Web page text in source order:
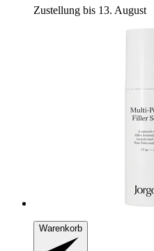
Zustellung bis 13. August
Warenkorb